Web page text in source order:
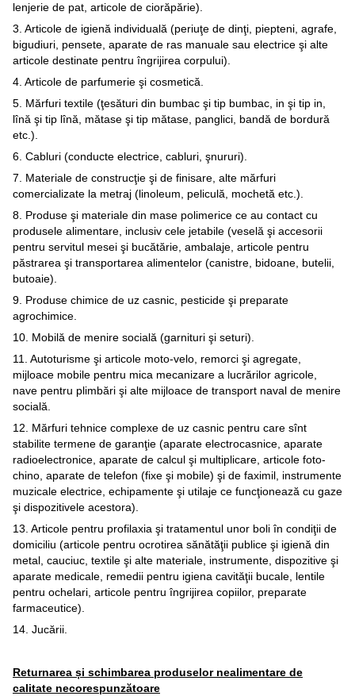
lenjerie de pat, articole de ciorăpărie).
3. Articole de igienă individuală (periuţe de dinţi, piepteni, agrafe,
bigudiuri, pensete, aparate de ras manuale sau electrice şi alte
articole destinate pentru îngrijirea corpului).
4. Articole de parfumerie şi cosmetică.
5. Mărfuri textile (ţesături din bumbac şi tip bumbac, in şi tip in,
lînă şi tip lînă, mătase şi tip mătase, panglici, bandă de bordură
etc.).
6. Cabluri (conducte electrice, cabluri, şnururi).
7. Materiale de construcţie şi de finisare, alte mărfuri
comercializate la metraj (linoleum, peliculă, mochetă etc.).
8. Produse şi materiale din mase polimerice ce au contact cu
produsele alimentare, inclusiv cele jetabile (veselă şi accesorii
pentru servitul mesei şi bucătărie, ambalaje, articole pentru
păstrarea şi transportarea alimentelor (canistre, bidoane, butelii,
butoaie).
9. Produse chimice de uz casnic, pesticide şi preparate
agrochimice.
10. Mobilă de menire socială (garnituri şi seturi).
11. Autoturisme şi articole moto-velo, remorci şi agregate,
mijloace mobile pentru mica mecanizare a lucrărilor agricole,
nave pentru plimbări şi alte mijloace de transport naval de menire
socială.
12. Mărfuri tehnice complexe de uz casnic pentru care sînt
stabilite termene de garanţie (aparate electrocasnice, aparate
radioelectronice, aparate de calcul şi multiplicare, articole foto-
chino, aparate de telefon (fixe şi mobile) şi de faximil, instrumente
muzicale electrice, echipamente şi utilaje ce funcţionează cu gaze
şi dispozitivele acestora).
13. Articole pentru profilaxia şi tratamentul unor boli în condiţii de
domiciliu (articole pentru ocrotirea sănătăţii publice şi igienă din
metal, cauciuc, textile şi alte materiale, instrumente, dispozitive şi
aparate medicale, remedii pentru igiena cavităţii bucale, lentile
pentru ochelari, articole pentru îngrijirea copiilor, preparate
farmaceutice).
14. Jucării.
Returnarea și schimbarea produselor nealimentare de
calitate necorespunzătoare